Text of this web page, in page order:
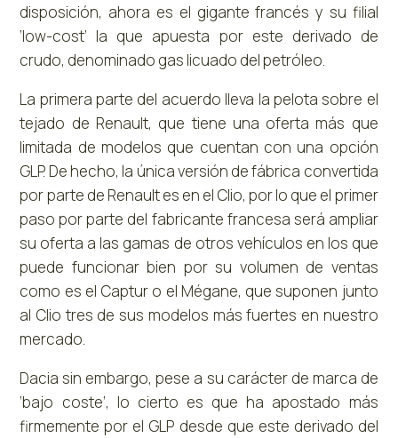
disposición, ahora es el gigante francés y su filial
‘low-cost’ la que apuesta por este derivado de
crudo, denominado gas licuado del petróleo.
La primera parte del acuerdo lleva la pelota sobre el
tejado de Renault, que tiene una oferta más que
limitada de modelos que cuentan con una opción
GLP. De hecho, la única versión de fábrica convertida
por parte de Renault es en el Clio, por lo que el primer
paso por parte del fabricante francesa será ampliar
su oferta a las gamas de otros vehículos en los que
puede funcionar bien por su volumen de ventas
como es el Captur o el Mégane, que suponen junto
al Clio tres de sus modelos más fuertes en nuestro
mercado.
Dacia sin embargo, pese a su carácter de marca de
‘bajo coste’, lo cierto es que ha apostado más
firmemente por el GLP desde que este derivado del